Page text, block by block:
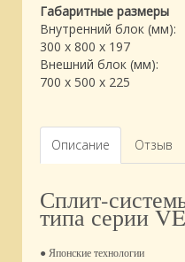
Габаритные размеры
Внутренний блок (мм):
300 x 800 x 197
Внешний блок (мм):
700 x 500 x 225
Описание Отзыв
Сплит-
типа серии
● Японские технологии